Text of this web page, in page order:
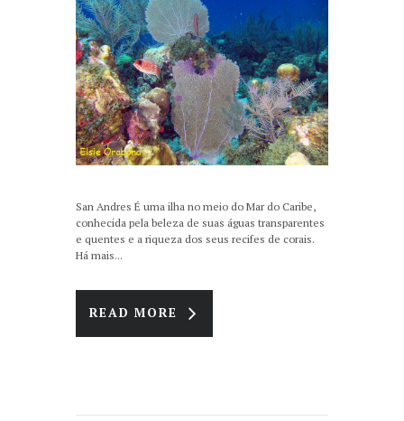
San Andres É uma ilha no meio do Mar do Caribe,
conhecida pela beleza de suas águas transparentes
e quentes e a riqueza dos seus recifes de corais.
Há mais...
READ MORE